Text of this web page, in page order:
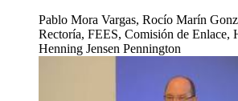
Pablo Mora Vargas, Rocío Marín
Rectoría, FEES, Comisión de Enlace,
Henning Jensen Pennington